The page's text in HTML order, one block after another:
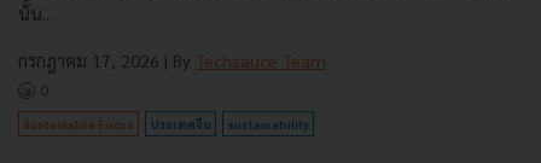
นั้น...
กรกฎาคม 17, 2026 | By Techsauce Team
0
Sustainable Focus ประเทศจีน sustainability